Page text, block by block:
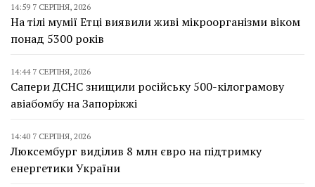
14:59 7 СЕРПНЯ, 2026
На тілі мумії Етці виявили живі мікроорганізми віком
понад 5300 років
14:44 7 СЕРПНЯ, 2026
Сапери ДСНС знищили російську 500-кілограмову
авіабомбу на Запоріжжі
14:40 7 СЕРПНЯ, 2026
Люксембург виділив 8 млн євро на підтримку
енергетики України